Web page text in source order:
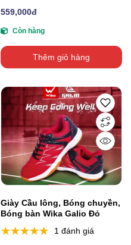
559,000đ
Còn hàng
Thêm giỏ hàng
Giày Cầu lông, Bóng chuyền,
Bóng bàn Wika Galio Đỏ
1 đánh giá